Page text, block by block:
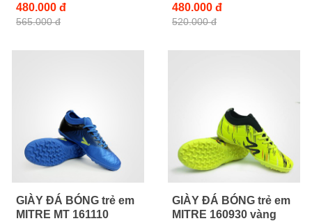
480.000 đ
565.000 đ
480.000 đ
520.000 đ
GIÀY ĐÁ BÓNG trẻ em
MITRE MT 161110
GIÀY ĐÁ BÓNG trẻ em
MITRE 160930 vàng